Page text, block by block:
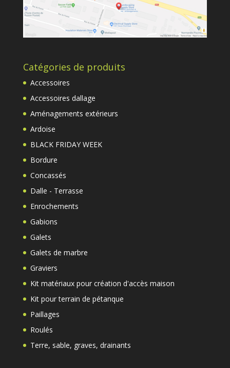
Catégories de produits
Accessoires
Accessoires dallage
Aménagements extérieurs
Ardoise
BLACK FRIDAY WEEK
Bordure
Concassés
Dalle - Terrasse
Enrochements
Gabions
Galets
Galets de marbre
Graviers
Kit matériaux pour création d'accès maison
Kit pour terrain de pétanque
Paillages
Roulés
Terre, sable, graves, drainants